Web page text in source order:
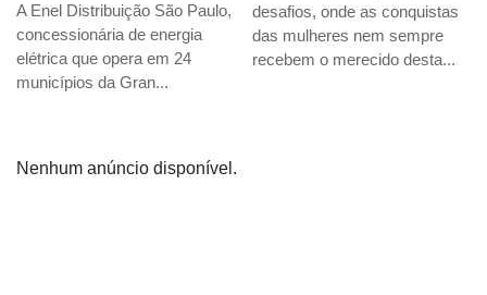
A Enel Distribuição São Paulo,
concessionária de energia
elétrica que opera em 24
municípios da Gran...
desafios, onde as conquistas
das mulheres nem sempre
recebem o merecido desta...
Nenhum anúncio disponível.